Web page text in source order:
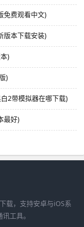
免费观看中文)
版本下载安装)
)
)
2带模拟器在哪下载)
最好)
载，支持安卓与iOS系
工具。